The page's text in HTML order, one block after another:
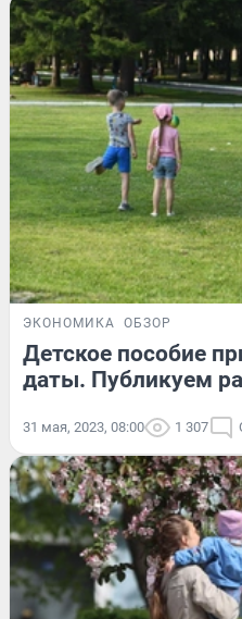
ЭКОНОМИКА ОБЗОР
Детское пособие
даты. Публикуем
31 мая, 2023, 08:00 1 307